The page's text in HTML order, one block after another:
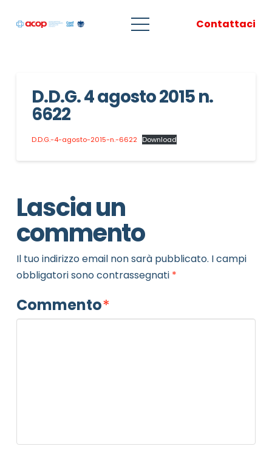
Contattaci
D.D.G. 4 agosto 2015 n.
6622
D.D.G.-4-agosto-2015-n.-6622 Download
Lascia un
commento
Il tuo indirizzo email non sarà pubblicato. I campi
obbligatori sono contrassegnati *
Commento*